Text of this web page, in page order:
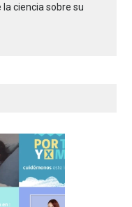
la ciencia sobre su